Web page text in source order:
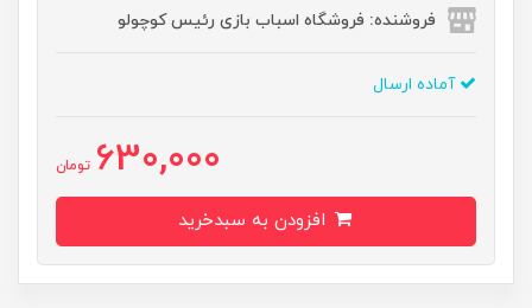
فروشنده: فروشگاه اسباب بازی رئیس کوچولو
آماده ارسال
630,000 تومان